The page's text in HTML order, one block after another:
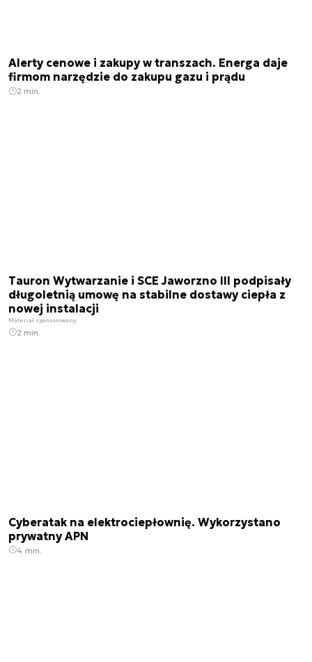
Alerty cenowe i zakupy w transzach. Energa daje
firmom narzędzie do zakupu gazu i prądu
2 min.
Tauron Wytwarzanie i SCE Jaworzno III podpisały
długoletnią umowę na stabilne dostawy ciepła z
nowej instalacji
Materiał sponsorowany
2 min.
Cyberatak na elektrociepłownię. Wykorzystano
prywatny APN
4 min.